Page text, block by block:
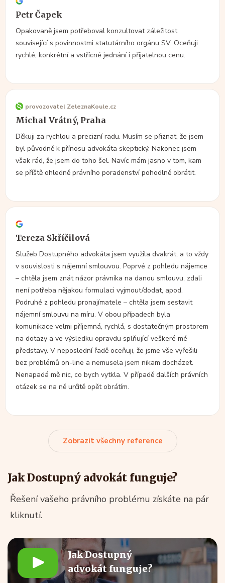
Petr Čapek
Opakovaně jsem potřeboval konzultovat záležitost
související s povinnostmi statutárního orgánu SV. Oceňuji
rychlé, konkrétní a vstřícné jednání i přijatelnou cenu.
provozovatel ZeleznaKoule.cz
Michal Vrátný, Praha
Děkuji za rychlou a precizní radu. Musím se přiznat, že jsem
byl původně k přínosu advokáta skeptický. Nakonec jsem
však rád, že jsem do toho šel. Navíc mám jasno v tom, kam
se příště ohledně právního poradenství pohodlně obrátit.
Tereza Skříčilová
Služeb Dostupného advokáta jsem využila dvakrát, a to vždy
v souvislosti s nájemní smlouvou. Poprvé z pohledu nájemce
– chtěla jsem znát názor právníka na danou smlouvu, zdali
není potřeba nějakou formulaci vyjmout/dodat, apod.
Podruhé z pohledu pronajímatele – chtěla jsem sestavit
nájemní smlouvu na míru. V obou případech byla
komunikace velmi příjemná, rychlá, s dostatečným prostorem
na dotazy a ve výsledku opravdu splňující veškeré mé
představy. V neposlední řadě oceňuji, že jsme vše vyřešili
bez problémů on-line a nemusela jsem nikam docházet.
Nenapadá mě nic, co bych vytkla. V případě dalších právních
otázek se na ně určitě opět obrátím.
Zobrazit všechny reference
Jak Dostupný advokát funguje?
Řešení vašeho právního problému získáte na pár
kliknutí.
Jak Dostupný
advokát funguje?